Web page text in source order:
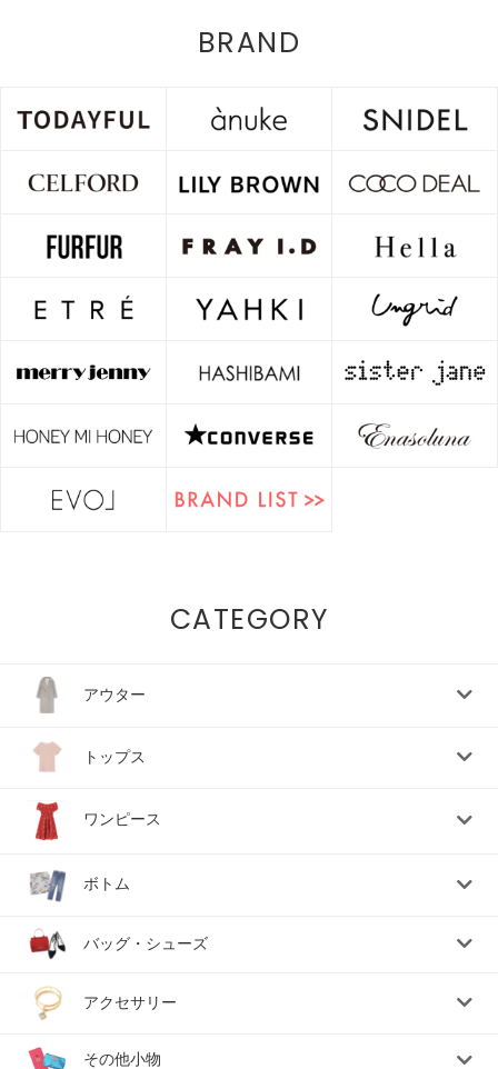
BRAND
CATEGORY
アウター
トップス
ワンピース
ボトム
バッグ・シューズ
アクセサリー
その他小物